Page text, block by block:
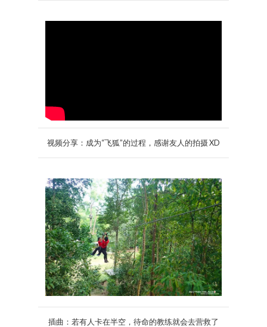
视频分享：成为“飞狐”的过程，感谢友人的拍摄 XD
插曲：若有人卡在半空，待命的教练就会去营救了